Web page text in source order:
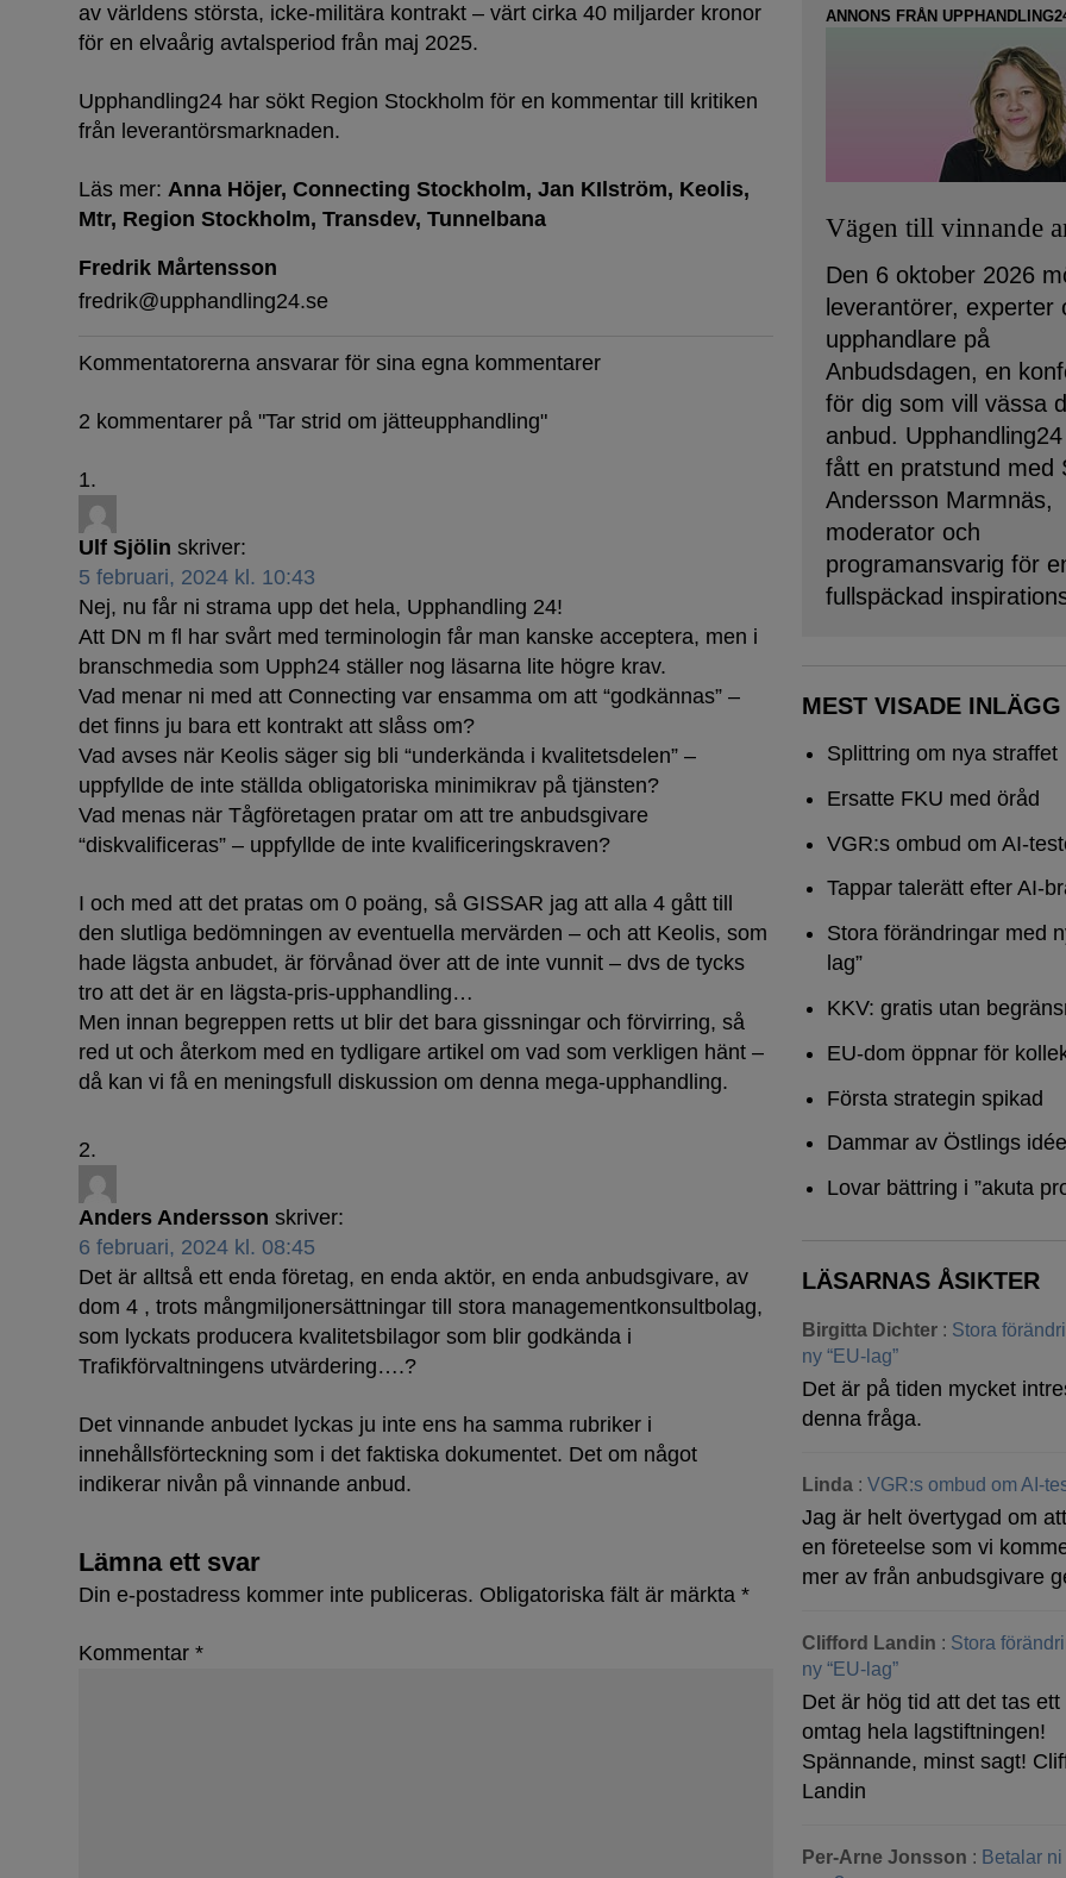
av världens största, icke-militära kontrakt – värt cirka 40 miljarder kronor
för en elvaårig avtalsperiod från maj 2025.
Upphandling24 har sökt Region Stockholm för en kommentar till kritiken
från leverantörsmarknaden.
Läs mer: Anna Höjer Connecting Stockholm Jan KIlström Keolis
Mtr Region Stockholm Transdev Tunnelbana
Fredrik Mårtensson
fredrik@upphandling24.se
Kommentatorerna ansvarar för sina egna kommentarer
2 kommentarer på "Tar strid om jätteupphandling"
Ulf Sjölin skriver:
5 februari, 2024 kl. 10:43
Nej, nu får ni strama upp det hela, Upphandling 24!
Att DN m fl har svårt med terminologin får man kanske acceptera, men i
branschmedia som Upph24 ställer nog läsarna lite högre krav.
Vad menar ni med att Connecting var ensamma om att “godkännas” –
det finns ju bara ett kontrakt att slåss om?
Vad avses när Keolis säger sig bli “underkända i kvalitetsdelen” –
uppfyllde de inte ställda obligatoriska minimikrav på tjänsten?
Vad menas när Tågföretagen pratar om att tre anbudsgivare
“diskvalificeras” – uppfyllde de inte kvalificeringskraven?
I och med att det pratas om 0 poäng, så GISSAR jag att alla 4 gått till
den slutliga bedömningen av eventuella mervärden – och att Keolis, som
hade lägsta anbudet, är förvånad över att de inte vunnit – dvs de tycks
tro att det är en lägsta-pris-upphandling…
Men innan begreppen retts ut blir det bara gissningar och förvirring, så
red ut och återkom med en tydligare artikel om vad som verkligen hänt –
då kan vi få en meningsfull diskussion om denna mega-upphandling.
Anders Andersson skriver:
6 februari, 2024 kl. 08:45
Det är alltså ett enda företag, en enda aktör, en enda anbudsgivare, av
dom 4 , trots mångmiljonersättningar till stora managementkonsultbolag,
som lyckats producera kvalitetsbilagor som blir godkända i
Trafikförvaltningens utvärdering….?
Det vinnande anbudet lyckas ju inte ens ha samma rubriker i
innehållsförteckning som i det faktiska dokumentet. Det om något
indikerar nivån på vinnande anbud.
Lämna ett svar
Din e-postadress kommer inte publiceras. Obligatoriska fält är märkta *
Kommentar *
ANNONS FRÅN
Vägen till vinnande
Den 6 oktober 2026
leverantörer, experter
upphandlare på
Anbudsdagen, en
för dig som vill vässa
anbud.
fått en pratstund med
Andersson Marmnäs,
moderator och
programansvarig för
fullspäckad
MEST VISADE INLÄGG
Splittring om nya straffet
Ersatte FKU med öråd
VGR:s ombud om AI-
Tappar talerätt efter AI-
Stora förändringar med
lag”
KKV: gratis utan
EU-dom öppnar för
Första strategin spikad
Dammar av Östlings
Lovar bättring i ”akuta
LÄSARNAS ÅSIKTER
Birgitta Dichter : Stora
ny “EU-lag”
Det är på tiden mycket
denna fråga.
Linda :VGR:s ombud om AI-
Jag är helt övertygad om
en företeelse som vi
mer av från anbudsgivare
Clifford Landin : Stora
ny “EU-lag”
Det är hög tid att det tas ett
omtag hela lagstiftningen!
Spännande, minst sagt!
Landin
Per-Arne Jonsson : Betalar